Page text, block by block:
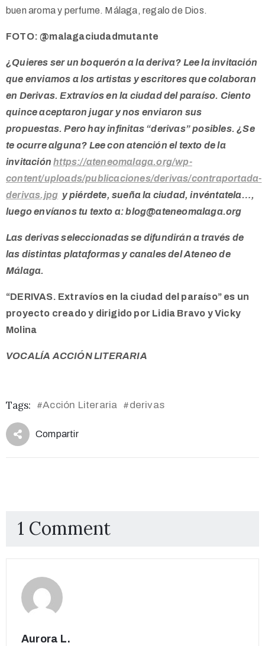
buen aroma y perfume. Málaga, regalo de Dios.
FOTO: @malagaciudadmutante
¿Quieres ser un boquerón a la deriva? Lee la invitación
que enviamos a los artistas y escritores que colaboran
en Derivas. Extravíos en la ciudad del paraíso. Ciento
quince aceptaron jugar y nos enviaron sus
propuestas. Pero hay infinitas “derivas” posibles. ¿Se
te ocurre alguna? Lee con atención el texto de la
invitaciónhttps://ateneomalaga.org/wp-
content/uploads/publicaciones/derivas/contraportada-
derivas.jpg y piérdete, sueña la ciudad, invéntatela…,
luego envíanos tu texto a: blog@ateneomalaga.org
Las derivas seleccionadas se difundirán a través de
las distintas plataformas y canales del Ateneo de
Málaga.
“DERIVAS. Extravíos en la ciudad del paraíso” es un
proyecto creado y dirigido por Lidia Bravo y Vicky
Molina
VOCALÍA ACCIÓN LITERARIA
Tags: #Acción Literaria #derivas
Compartir
1 Comment
Aurora L.